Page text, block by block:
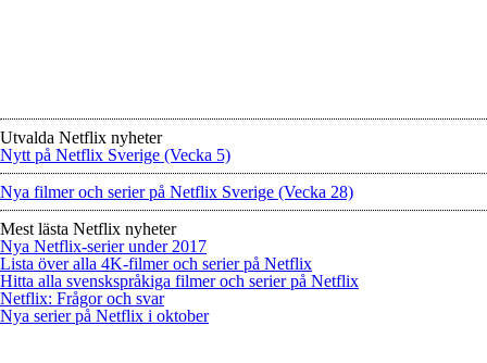
Utvalda Netflix nyheter
Nytt på Netflix Sverige (Vecka 5)
Nya filmer och serier på Netflix Sverige (Vecka 28)
Mest lästa Netflix nyheter
Nya Netflix-serier under 2017
Lista över alla 4K-filmer och serier på Netflix
Hitta alla svenskspråkiga filmer och serier på Netflix
Netflix: Frågor och svar
Nya serier på Netflix i oktober